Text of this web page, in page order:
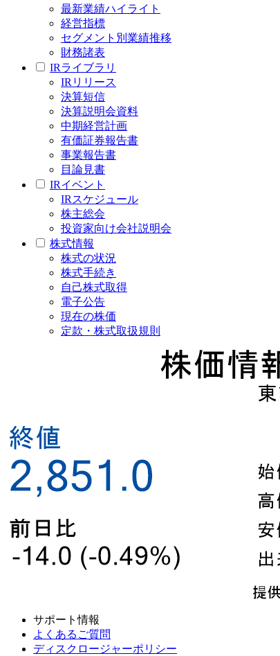
最新業績ハイライト
経営指標
セグメント別業績推移
財務諸表
IRライブラリ
IRリリース
決算短信
決算説明会資料
中期経営計画
有価証券報告書
事業報告書
目論見書
IRイベント
IRスケジュール
株主総会
投資家向け会社説明会
株式情報
株式の状況
株式手続き
自己株式取得
電子公告
現在の株価
定款・株式取扱規則
サポート情報
よくあるご質問
ディスクロージャーポリシー